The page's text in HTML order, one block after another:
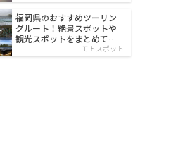
福岡県のおすすめツーリン
グルート！絶景スポットや
観光スポットをまとめて紹
モトスポット